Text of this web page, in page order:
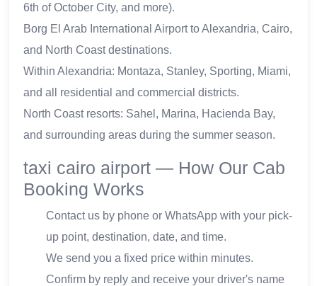
6th of October City, and more).
Borg El Arab International Airport to Alexandria, Cairo,
and North Coast destinations.
Within Alexandria: Montaza, Stanley, Sporting, Miami,
and all residential and commercial districts.
North Coast resorts: Sahel, Marina, Hacienda Bay,
and surrounding areas during the summer season.
taxi cairo airport — How Our Cab
Booking Works
Contact us by phone or WhatsApp with your pick-
up point, destination, date, and time.
We send you a fixed price within minutes.
Confirm by reply and receive your driver's name